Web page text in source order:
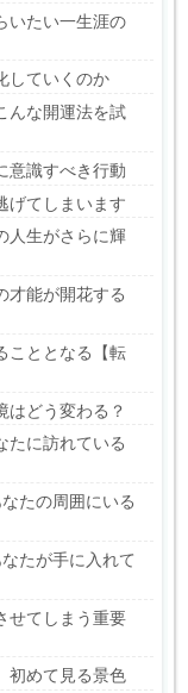
いたい一生涯の
していくのか
な開運法を試
意識すべき行動
げてしまいます
人生がさらに輝
才能が開花する
こととなる【転
はどう変わる？
たに訪れている
たの周囲にいる
たが手に入れて
せてしまう重要
初めて見る景色